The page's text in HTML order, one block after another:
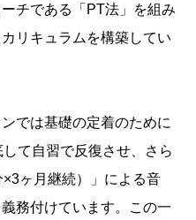
チである「PT法」を組み
リキュラムを構築してい
ンでは基礎の定着のために
て自習で反復させ、
さら
ヶ月継続）」による音
務付けています。
この一